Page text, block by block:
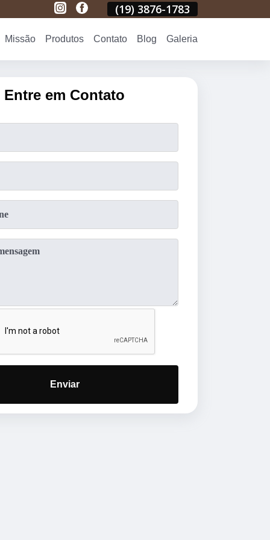
3876-1783 (19) 3876-1783
Missão Produtos Contato Blog Galeria
Entre em Contato
Enviar